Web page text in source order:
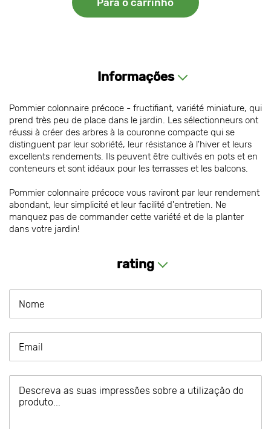
Para o carrinho
Informações
Pommier colonnaire précoce - fructifiant, variété miniature, qui
prend très peu de place dans le jardin. Les sélectionneurs ont
réussi à créer des arbres à la couronne compacte qui se
distinguent par leur sobriété, leur résistance à l'hiver et leurs
excellents rendements. Ils peuvent être cultivés en pots et en
conteneurs et sont idéaux pour les terrasses et les balcons.
Pommier colonnaire précoce vous raviront par leur rendement
abondant, leur simplicité et leur facilité d'entretien. Ne
manquez pas de commander cette variété et de la planter
dans votre jardin!
rating